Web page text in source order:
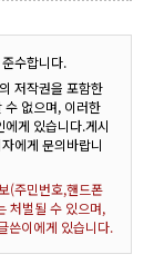
수합니다.
저작권을 포함한
수 없으며, 이러한
게 있습니다.게시
에게 문의바랍니
(주민번호,핸드폰
처벌될 수 있으며,
쓴이에게 있습니다.